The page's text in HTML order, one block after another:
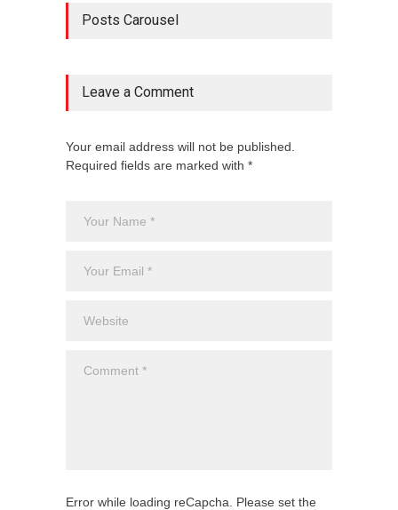
Posts Carousel
Leave a Comment
Your email address will not be published.
Required fields are marked with *
Error while loading reCapcha. Please set the